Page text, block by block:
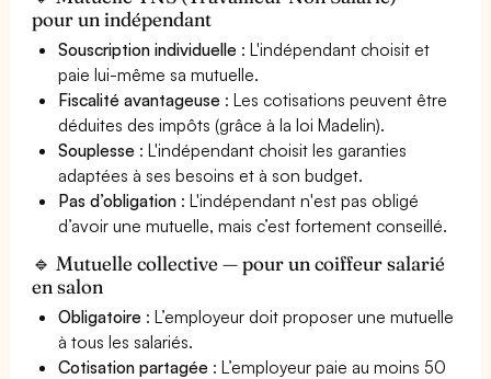
pour un indépendant
Souscription individuelle : L'indépendant choisit et
paie lui-même sa mutuelle.
Fiscalité avantageuse : Les cotisations peuvent être
déduites des impôts (grâce à la loi Madelin).
Souplesse : L'indépendant choisit les garanties
adaptées à ses besoins et à son budget.
Pas d’obligation : L'indépendant n'est pas obligé
d’avoir une mutuelle, mais c’est fortement conseillé.
🔹 Mutuelle collective — pour un coiffeur salarié
en salon
Obligatoire : L’employeur doit proposer une mutuelle
à tous les salariés.
Cotisation partagée : L’employeur paie au moins 50